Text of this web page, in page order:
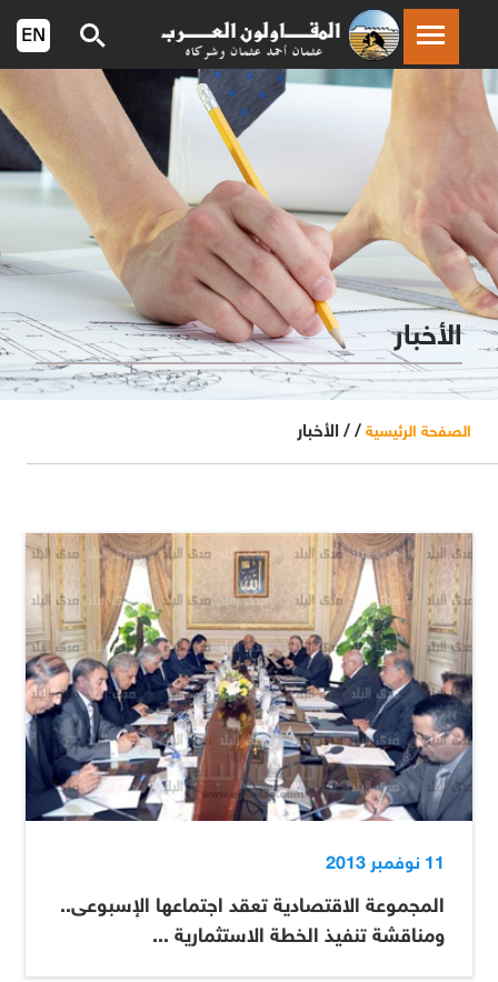
الأخبار
الصفحة الرئيسية / / الأخبار
11 نوفمبر 2013
المجموعة الاقتصادية تعقد اجتماعها الإسبوعى..
ومناقشة تنفيذ الخطة الاستثمارية ...